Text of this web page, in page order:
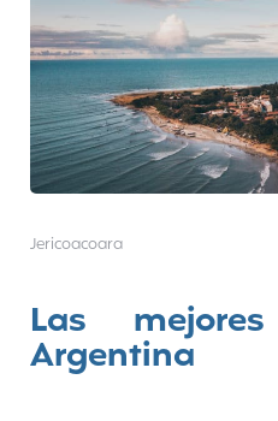
Jericoacoara
Las
Argentina